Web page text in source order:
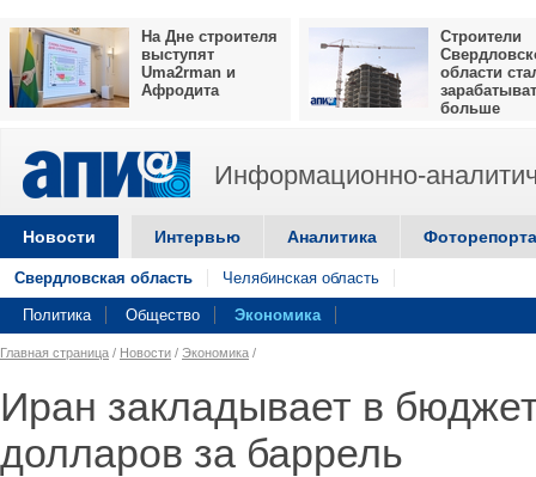
На Дне строителя
выступят
Uma2rman и
Афродита
Строители
области
больше
Информационно-
Новости Интервью Аналитика
Свердловская область Челябинская область
Политика Общество Экономика
Главная страница / Новости / Экономика /
Иран закладывает в
долларов за баррель